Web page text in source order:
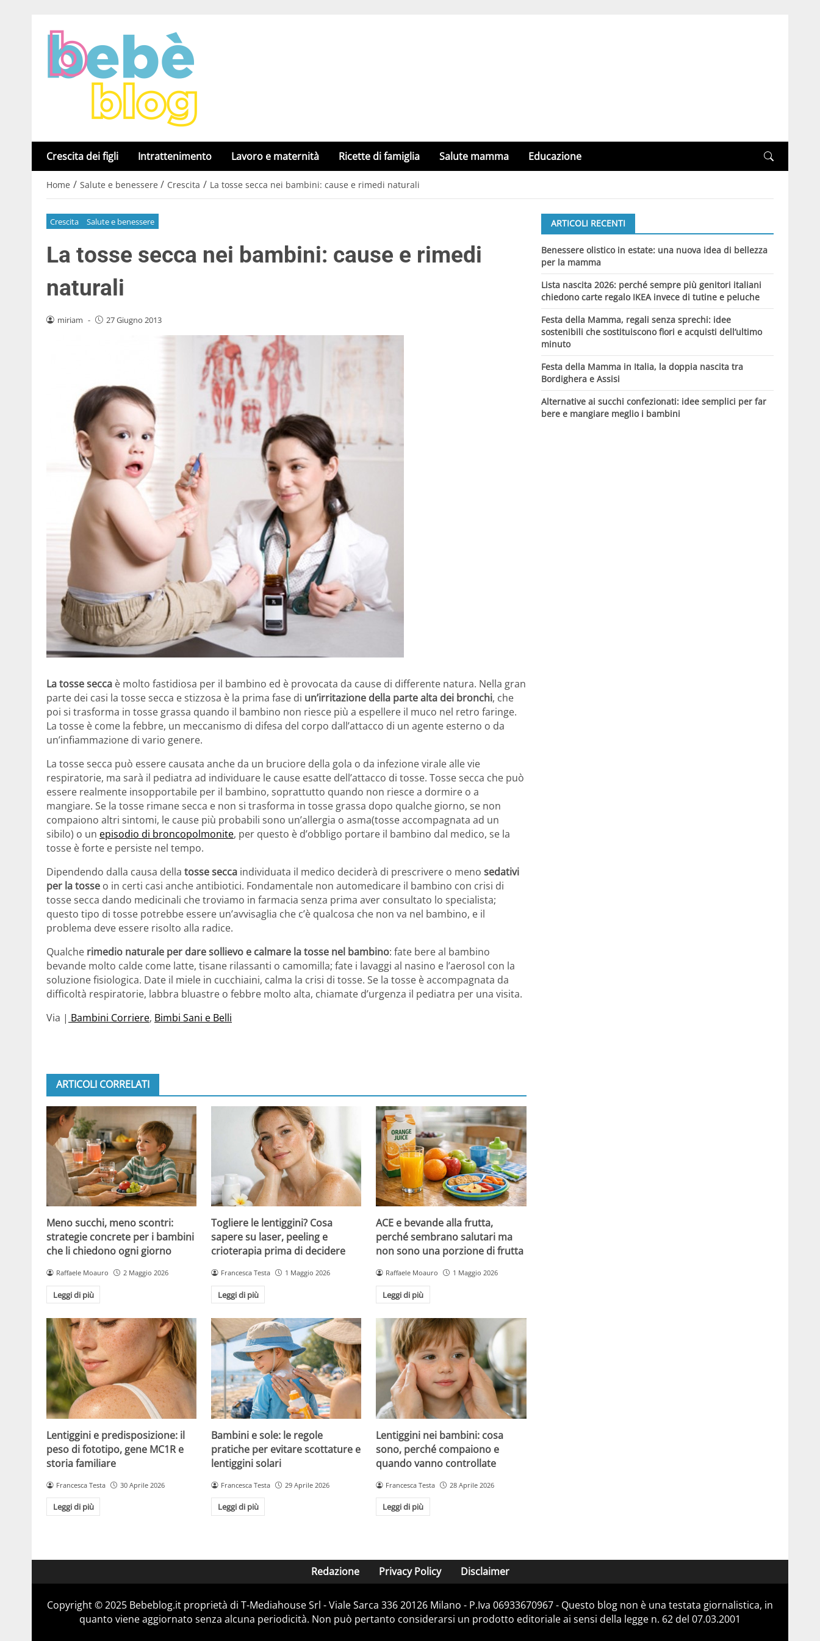
Crescita dei figli Intrattenimento Lavoro e maternità Ricette di famiglia Salute mamma Educazione
Home / Salute e benessere / Crescita / La tosse secca nei bambini: cause e rimedi naturali
Crescita Salute e benessere
La tosse secca nei bambini: cause e rimedi
naturali
miriam - 27 Giugno 2013
La tosse secca è molto fastidiosa per il bambino ed è provocata da cause di differente natura. Nella gran
parte dei casi la tosse secca e stizzosa è la prima fase di un’irritazione della parte alta dei bronchi, che
poi si trasforma in tosse grassa quando il bambino non riesce più a espellere il muco nel retro faringe.
La tosse è come la febbre, un meccanismo di difesa del corpo dall’attacco di un agente esterno o da
un’infiammazione di vario genere.
La tosse secca può essere causata anche da un bruciore della gola o da infezione virale alle vie
respiratorie, ma sarà il pediatra ad individuare le cause esatte dell’attacco di tosse. Tosse secca che può
essere realmente insopportabile per il bambino, soprattutto quando non riesce a dormire o a
mangiare. Se la tosse rimane secca e non si trasforma in tosse grassa dopo qualche giorno, se non
compaiono altri sintomi, le cause più probabili sono un’allergia o asma(tosse accompagnata ad un
sibilo) o un episodio di broncopolmonite, per questo è d’obbligo portare il bambino dal medico, se la
tosse è forte e persiste nel tempo.
Dipendendo dalla causa della tosse secca individuata il medico deciderà di prescrivere o meno sedativi
per la tosse o in certi casi anche antibiotici. Fondamentale non automedicare il bambino con crisi di
tosse secca dando medicinali che troviamo in farmacia senza prima aver consultato lo specialista;
questo tipo di tosse potrebbe essere un’avvisaglia che c’è qualcosa che non va nel bambino, e il
problema deve essere risolto alla radice.
Qualche rimedio naturale per dare sollievo e calmare la tosse nel bambino: fate bere al bambino
bevande molto calde come latte, tisane rilassanti o camomilla; fate i lavaggi al nasino e l’aerosol con la
soluzione fisiologica. Date il miele in cucchiaini, calma la crisi di tosse. Se la tosse è accompagnata da
difficoltà respiratorie, labbra bluastre o febbre molto alta, chiamate d’urgenza il pediatra per una visita.
Via | Bambini Corriere, Bimbi Sani e Belli
ARTICOLI CORRELATI
Meno succhi, meno scontri:
strategie concrete per i bambini
che li chiedono ogni giorno
Raffaele Moauro 2 Maggio 2026
Leggi di più
Togliere le lentiggini? Cosa
sapere su laser, peeling e
crioterapia prima di decidere
Francesca Testa 1 Maggio 2026
Leggi di più
ACE e bevande alla frutta,
perché sembrano salutari ma
non sono una porzione di frutta
Raffaele Moauro 1 Maggio 2026
Leggi di più
Lentiggini e predisposizione: il
peso di fototipo, gene MC1R e
storia familiare
Francesca Testa 30 Aprile 2026
Leggi di più
Bambini e sole: le regole
pratiche per evitare scottature e
lentiggini solari
Francesca Testa 29 Aprile 2026
Leggi di più
Lentiggini nei bambini: cosa
sono, perché compaiono e
quando vanno controllate
Francesca Testa 28 Aprile 2026
Leggi di più
ARTICOLI RECENTI
Benessere olistico in estate: una nuova idea di bellezza
per la mamma
Lista nascita 2026: perché sempre più genitori italiani
chiedono carte regalo IKEA invece di tutine e peluche
Festa della Mamma, regali senza sprechi: idee
sostenibili che sostituiscono fiori e acquisti dell’ultimo
minuto
Festa della Mamma in Italia, la doppia nascita tra
Bordighera e Assisi
Alternative ai succhi confezionati: idee semplici per far
bere e mangiare meglio i bambini
Redazione Privacy Policy Disclaimer
Copyright © 2025 Bebeblog.it proprietà di T-Mediahouse Srl - Viale Sarca 336 20126 Milano - P.Iva 06933670967 - Questo blog non è una testata giornalistica, in
quanto viene aggiornato senza alcuna periodicità. Non può pertanto considerarsi un prodotto editoriale ai sensi della legge n. 62 del 07.03.2001